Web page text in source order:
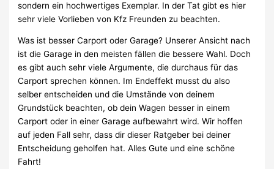
sondern ein hochwertiges Exemplar. In der Tat gibt es hier
sehr viele Vorlieben von Kfz Freunden zu beachten.
Was ist besser Carport oder Garage? Unserer Ansicht nach
ist die Garage in den meisten fällen die bessere Wahl. Doch
es gibt auch sehr viele Argumente, die durchaus für das
Carport sprechen können. Im Endeffekt musst du also
selber entscheiden und die Umstände von deinem
Grundstück beachten, ob dein Wagen besser in einem
Carport oder in einer Garage aufbewahrt wird. Wir hoffen
auf jeden Fall sehr, dass dir dieser Ratgeber bei deiner
Entscheidung geholfen hat. Alles Gute und eine schöne
Fahrt!